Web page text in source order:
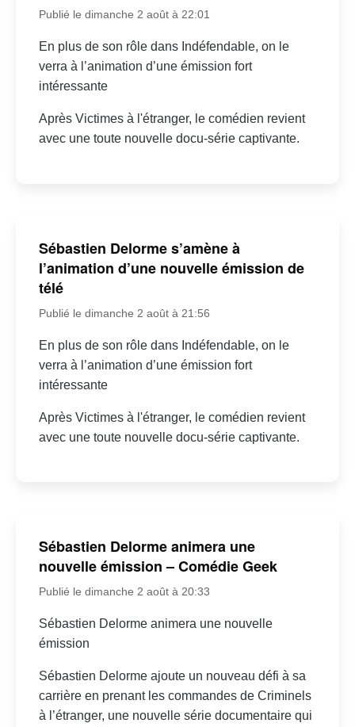
Publié le dimanche 2 août à 22:01
En plus de son rôle dans Indéfendable, on le
verra à l’animation d’une émission fort
intéressante
Après Victimes à l'étranger, le comédien revient
avec une toute nouvelle docu-série captivante.
Sébastien Delorme s’amène à
l’animation d’une nouvelle émission de
télé
Publié le dimanche 2 août à 21:56
En plus de son rôle dans Indéfendable, on le
verra à l’animation d’une émission fort
intéressante
Après Victimes à l'étranger, le comédien revient
avec une toute nouvelle docu-série captivante.
Sébastien Delorme animera une
nouvelle émission – Comédie Geek
Publié le dimanche 2 août à 20:33
Sébastien Delorme animera une nouvelle
émission
Sébastien Delorme ajoute un nouveau défi à sa
carrière en prenant les commandes de Criminels
à l’étranger, une nouvelle série documentaire qui